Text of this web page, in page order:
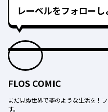
レーベルをフォローし
FLOS COMIC
まだ見ぬ世界で夢のような生活を！
す。